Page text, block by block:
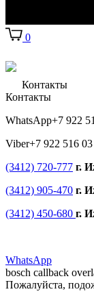
0
Контакты
Контакты
WhatsApp+7 922
Viber+7 922 516
(3412) 720-777 г.
(3412) 905-470 г.
(3412) 450-680 г.
WhatsApp
bosch callback
Пожалуйста,